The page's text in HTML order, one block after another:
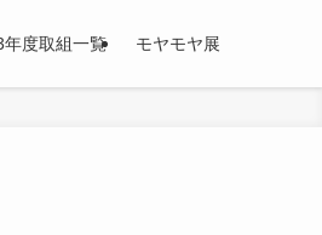
年度取組一覧 モヤモヤ展